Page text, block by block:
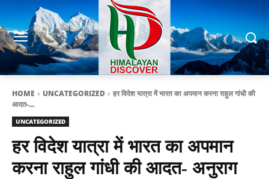
HOME UNCATEGORIZED
हर विदेश यात्रा में भारत का अपमान करना राहुल गांधी की
आदत-...
UNCATEGORIZED
हर विदेश यात्रा में भारत का अपमान
करना राहुल गांधी की आदत- अनुराग